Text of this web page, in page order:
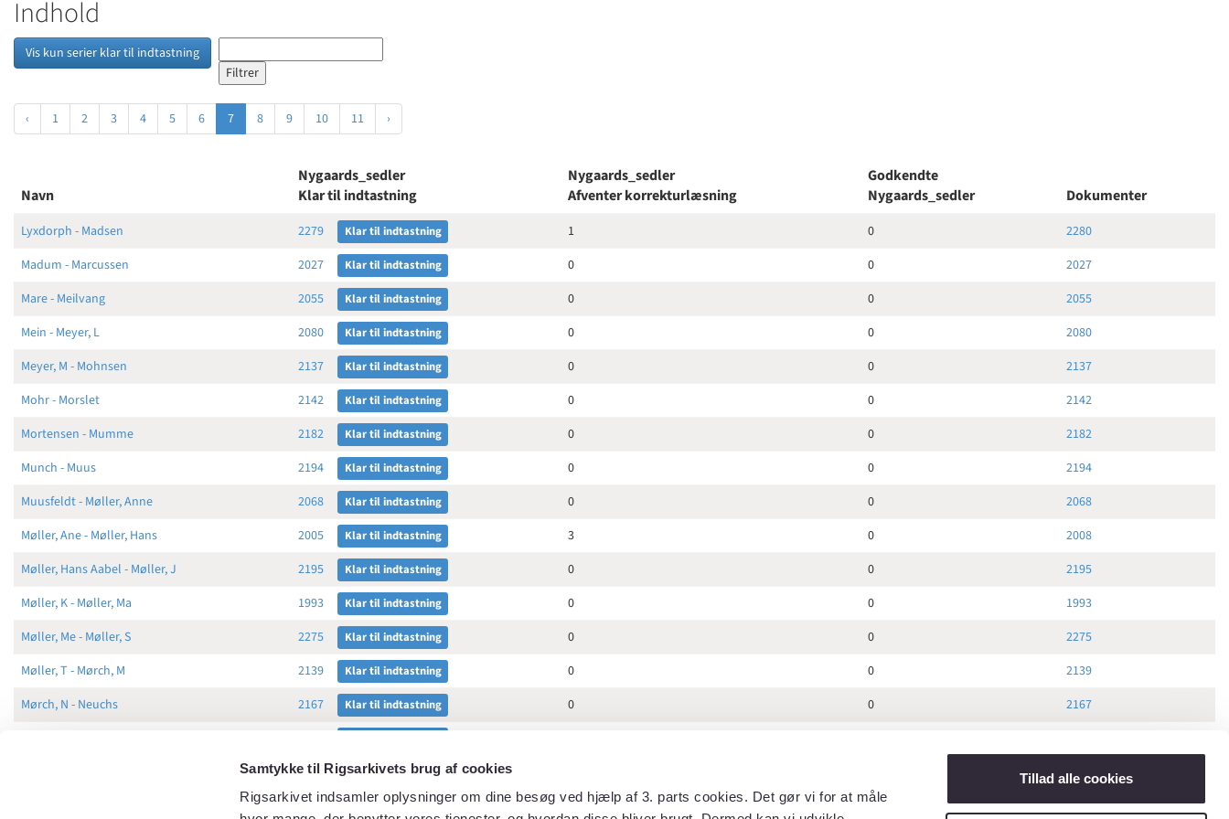
Samtykke til Rigsarkivets brug af cookies
Rigsarkivet indsamler oplysninger om dine besøg ved hjælp af 3. parts cookies. Det gør vi for at måle
Tillad alle cookies
Indhold
Vis kun serier klar til indtastning
‹ 1 2 3 4 5 6 7 8 9 10 11 ›
Navn
Nygaards_sedler
Klar til indtastning
Nygaards_sedler
Afventer korrekturlæsning
Godkendte
Nygaards_sedler
Dokumenter
Lyxdorph - Madsen 2279 Klar til indtastning 1 0
2280
Madum - Marcussen
2027 Klar til indtastning 0 0
2027
Mare - Meilvang
2055 Klar til indtastning 0 0
2055
Mein - Meyer, L
2080 Klar til indtastning 0 0
2080
Meyer, M - Mohnsen
2137 Klar til indtastning 0 0
2137
Mohr - Morslet
2142 Klar til indtastning 0 0
2142
Mortensen - Mumme
2182 Klar til indtastning 0 0
2182
Munch - Muus
2194 Klar til indtastning 0 0
2194
Muusfeldt - Møller, Anne
2068 Klar til indtastning 0 0
2068
Møller, Ane - Møller, Hans
2005 Klar til indtastning 3 0
2008
Møller, Hans Aabel - Møller, J
2195 Klar til indtastning 0 0
2195
Møller, K - Møller, Ma
1993 Klar til indtastning 0 0
1993
Møller, Me - Møller, S
2275 Klar til indtastning 0 0
2275
Møller, T - Mørch, M
2139 Klar til indtastning 0 0
2139
Mørch, N - Neuchs
2167 Klar til indtastning 0 0
2167
2049 Klar til indtastning
2049
2102 Klar til indtastning 0 0 2102